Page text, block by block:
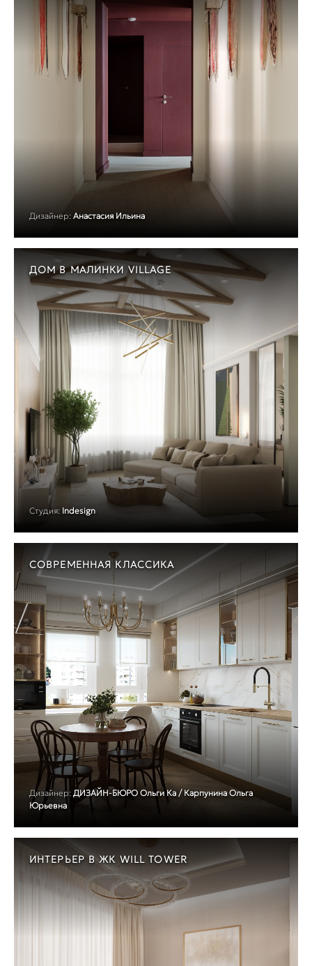
Дизайнер: Анастасия Ильина
ДОМ В МАЛИНКИ VILLAGE
Студия: Indesign
СОВРЕМЕННАЯ КЛАССИКА
Дизайнер: ДИЗАЙН-БЮРО Ольги Ка / Карпунина Ольга
Юрьевна
ИНТЕРЬЕР В ЖК WILL TOWER